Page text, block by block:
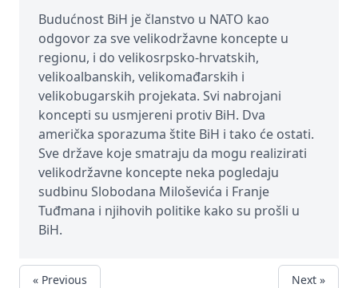
Budućnost BiH je članstvo u NATO kao
odgovor za sve velikodržavne koncepte u
regionu, i do velikosrpsko-hrvatskih,
velikoalbanskih, velikomađarskih i
velikobugarskih projekata. Svi nabrojani
koncepti su usmjereni protiv BiH. Dva
američka sporazuma štite BiH i tako će ostati.
Sve države koje smatraju da mogu realizirati
velikodržavne koncepte neka pogledaju
sudbinu Slobodana Miloševića i Franje
Tuđmana i njihovih politike kako su prošli u
BiH.
« Previous Next »